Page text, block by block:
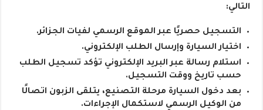
التالي:
التسجيل حصريًا عبر الموقع الرسمي لفيات الجزائر.
اختيار السيارة وإرسال الطلب الإلكتروني.
استلام رسالة عبر البريد الإلكتروني تؤكد تسجيل الطلب
حسب تاريخ ووقت التسجيل.
بعد دخول السيارة مرحلة التصنيع، يتلقى الزبون اتصالًا
من الوكيل الرسمي لاستكمال الإجراءات.